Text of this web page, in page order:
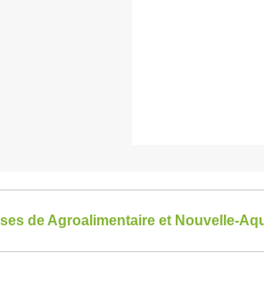
de Agroalimentaire et Nouvelle-